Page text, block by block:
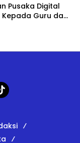
Pusaka Digital
Kepada Guru dan